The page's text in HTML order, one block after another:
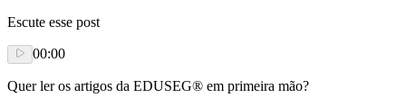
Escute esse post
00:00
Quer ler os artigos da EDUSEG® em primeira mão?